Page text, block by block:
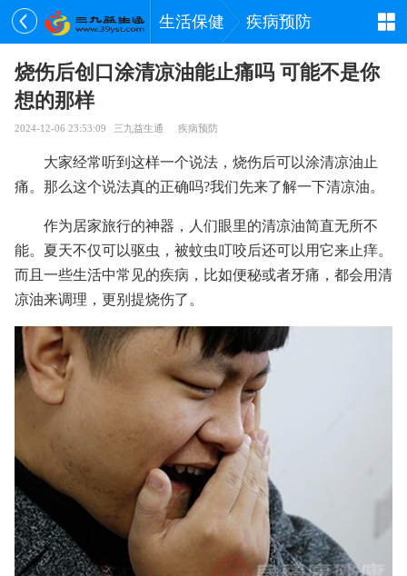
生活保健 疾病预防
烧伤后创口涂清凉油能止痛吗 可能不是你
想的那样
2024-12-06 23:53:09 三九益生通 疾病预防
大家经常听到这样一个说法，烧伤后可以涂清凉油止
痛。那么这个说法真的正确吗?我们先来了解一下清凉油。
作为居家旅行的神器，人们眼里的清凉油简直无所不
能。夏天不仅可以驱虫，被蚊虫叮咬后还可以用它来止痒。
而且一些生活中常见的疾病，比如便秘或者牙痛，都会用清
凉油来调理，更别提烧伤了。